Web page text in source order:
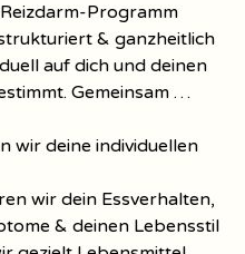
Programm
& ganzheitlich
auf dich und deinen
Gemeinsam …
wir deine individuellen
wir dein Essverhalten,
& deinen Lebensstil